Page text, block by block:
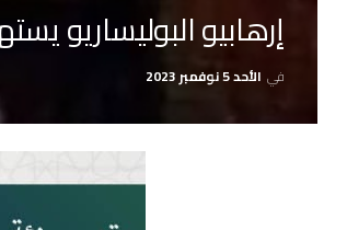
إرهابيو البوليساريو
في الأحد 5 نوفمبر 2023